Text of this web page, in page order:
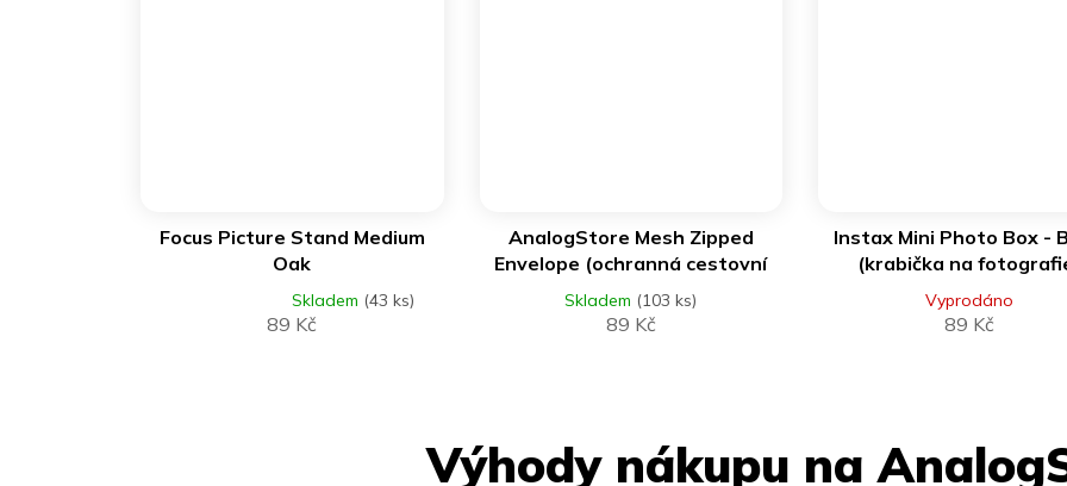
Focus Picture Stand Medium
Oak
Skladem (43 ks)
89 Kč
AnalogStore Mesh Zipped
Envelope (ochranná cestovní
obálka)
Skladem (103 ks)
89 Kč
Instax Mini Photo Box -
(krabička na
Vyprodáno
89 Kč